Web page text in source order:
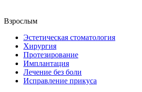
Взрослым
Эстетическая стоматология
Хирургия
Протезирование
Имплантация
Лечение без боли
Исправление прикуса